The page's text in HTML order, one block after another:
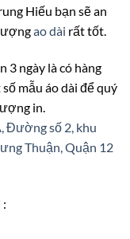
Hiếu bạn sẽ an
ao dài rất tốt.
3 ngày là có hàng
mẫu áo dài để quý
in.
Đường số 2, khu
Thuận, Quận 12